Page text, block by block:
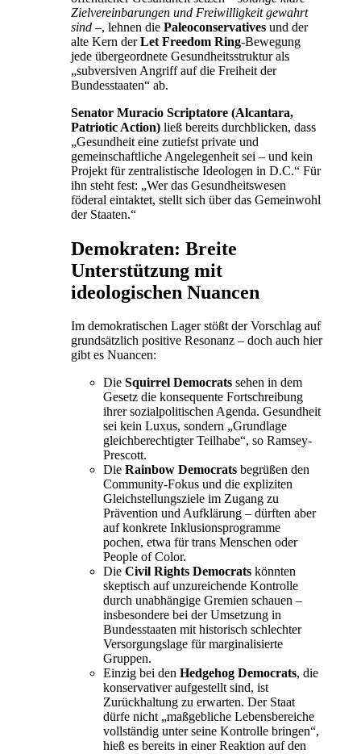
Zielvereinbarungen und Freiwilligkeit gewahrt
sind –, lehnen die Paleoconservatives und der
alte Kern derLet Freedom Ring-Bewegung
jede übergeordnete Gesundheitsstruktur als
„subversiven Angriff auf die Freiheit der
Bundesstaaten“ ab.
Senator Muracio Scriptatore (Alcantara,
Patriotic Action) ließ bereits durchblicken, dass
„Gesundheit eine zutiefst private und
gemeinschaftliche Angelegenheit sei – und kein
Projekt für zentralistische Ideologen in D.C.“ Für
ihn steht fest: „Wer das Gesundheitswesen
föderal eintaktet, stellt sich über das Gemeinwohl
der Staaten.“
Demokraten: Breite
Unterstützung mit
ideologischen Nuancen
Im demokratischen Lager stößt der Vorschlag auf
grundsätzlich positive Resonanz – doch auch hier
gibt es Nuancen:
Die Squirrel Democrats sehen in dem
Gesetz die konsequente Fortschreibung
ihrer sozialpolitischen Agenda. Gesundheit
sei kein Luxus, sondern „Grundlage
gleichberechtigter Teilhabe“, so Ramsey-
Prescott.
Die Rainbow Democrats begrüßen den
Community-Fokus und die expliziten
Gleichstellungsziele im Zugang zu
Prävention und Aufklärung – dürften aber
auf konkrete Inklusionsprogramme
pochen, etwa für trans Menschen oder
People of Color.
Die Civil Rights Democrats könnten
skeptisch auf unzureichende Kontrolle
durch unabhängige Gremien schauen –
insbesondere bei der Umsetzung in
Bundesstaaten mit historisch schlechter
Versorgungslage für marginalisierte
Gruppen.
Einzig bei den Hedgehog Democrats, die
konservativer aufgestellt sind, ist
Zurückhaltung zu erwarten. Der Staat
dürfe nicht „maßgebliche Lebensbereiche
vollständig unter seine Kontrolle bringen“,
hieß es bereits in einer Reaktion auf den